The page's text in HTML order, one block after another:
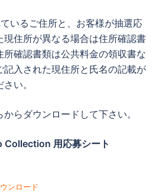
いるご住所と、お客様が抽選応
住所が異なる場合は住所確認書
確認書類は公共料金の領収書な
記入された現住所と氏名の記載が
い。
らダウンロードして下さい。
用応募シート
ンロード